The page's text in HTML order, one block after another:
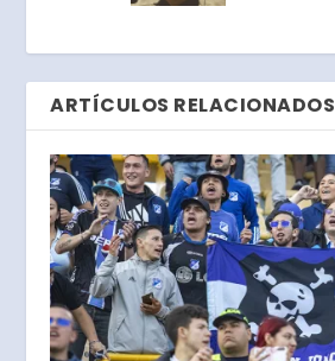
ARTÍCULOS RELACIONADOS